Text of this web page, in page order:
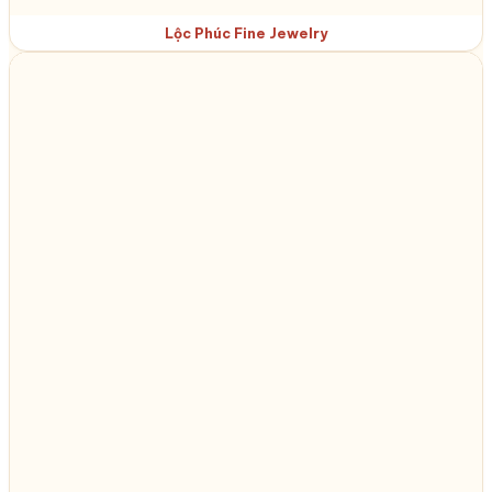
Lộc Phúc Fine Jewelry